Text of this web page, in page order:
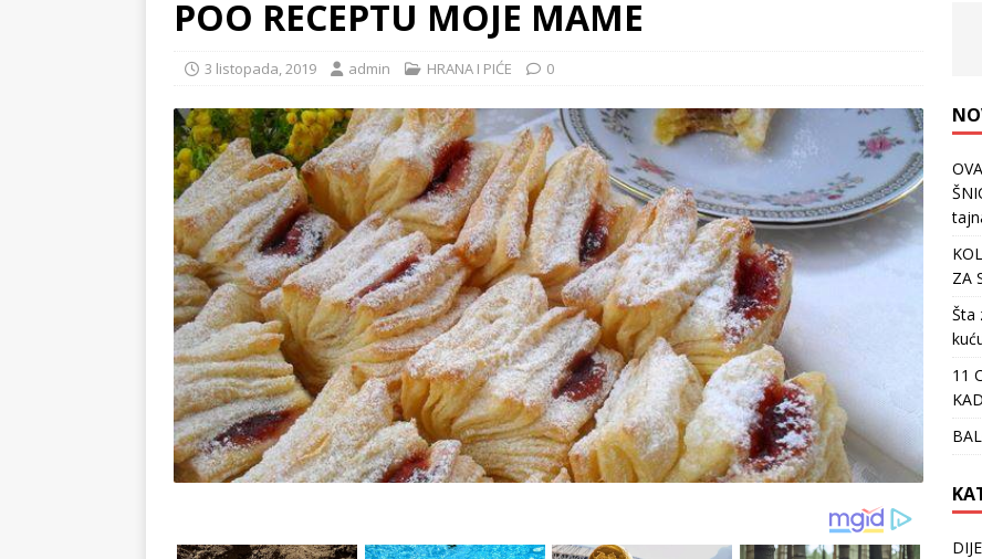
POO RECEPTU MOJE MAME
3 listopada, 2019 admin HRANA I PIĆE 0
ZA
Šta
11